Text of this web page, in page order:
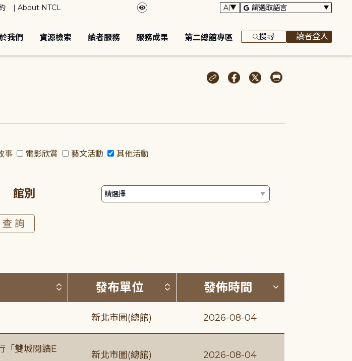
About NTCL
我們 資源檢索 讀者服務 服務成果 第二總館專區 搜尋 讀者登入
事 電影欣賞 藝文活動 其他活動
館別
按標題排序 (升降冪)
發布單位 按發布單位排序 (升降冪)
發佈時間 按發佈時間
新北市圖(總館) 2026-08-04
「雙城閱讀E
新北市圖(總館) 2026-08-04